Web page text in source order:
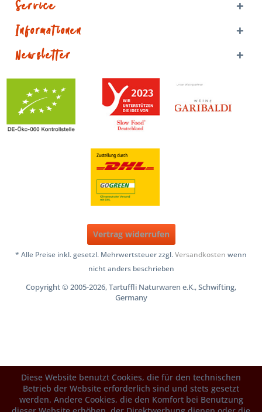
Service
Informationen
Newsletter
Vertrag widerrufen
* Alle Preise inkl. gesetzl. Mehrwertsteuer zzgl.Versandkosten wenn
nicht anders beschrieben
Copyright © 2005-2026, Tartuffli Naturwaren e.K., Schwifting,
Germany
Diese Website benutzt Cookies, die für den technischen
Betrieb der Website erforderlich sind und stets gesetzt
werden. Andere Cookies, die den Komfort bei Benutzung